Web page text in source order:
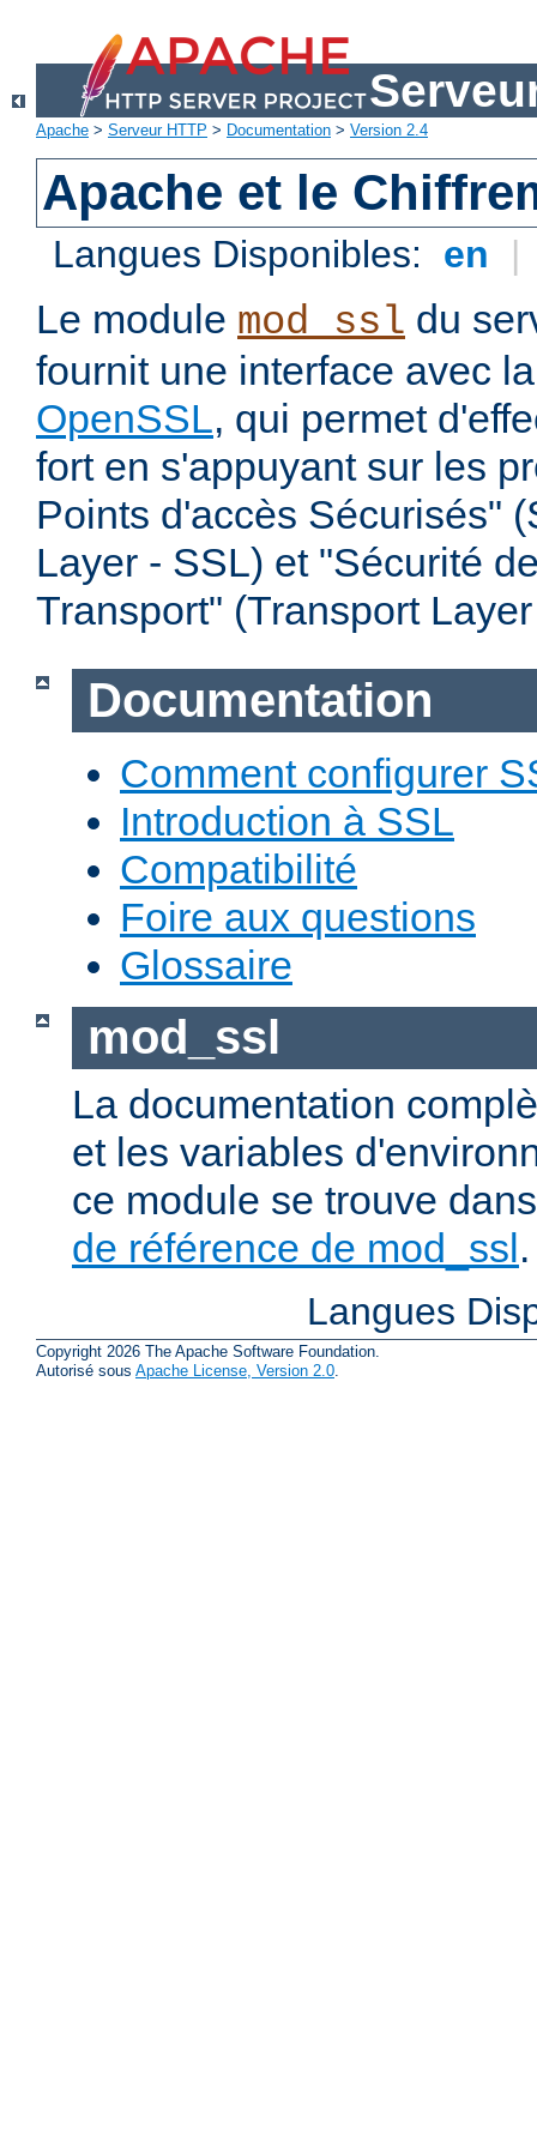
Apache > Serveur HTTP > Documentation > Version 2.4
Apache et le
Langues Disponibles: en |
Le module mod_ssl du
fournit une interface avec
OpenSSL, qui permet
fort en s'appuyant sur les
Points d'accès Sécurisés"
Layer - SSL) et "Sécurité
Transport" (Transport
Documentation
Comment configurer
Introduction à SSL
Compatibilité
Foire aux questions
Glossaire
mod_ssl
La documentation
et les variables
ce module se trouve
de référence de mod_ssl.
Langues
Copyright 2026 The Apache Software Foundation.
Autorisé sous Apache License, Version 2.0.